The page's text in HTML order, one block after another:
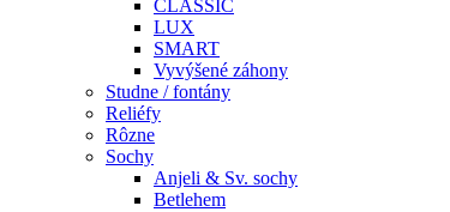
CLASSIC
LUX
SMART
Vyvýšené záhony
Studne / fontány
Reliéfy
Rôzne
Sochy
Anjeli & Sv. sochy
Betlehem